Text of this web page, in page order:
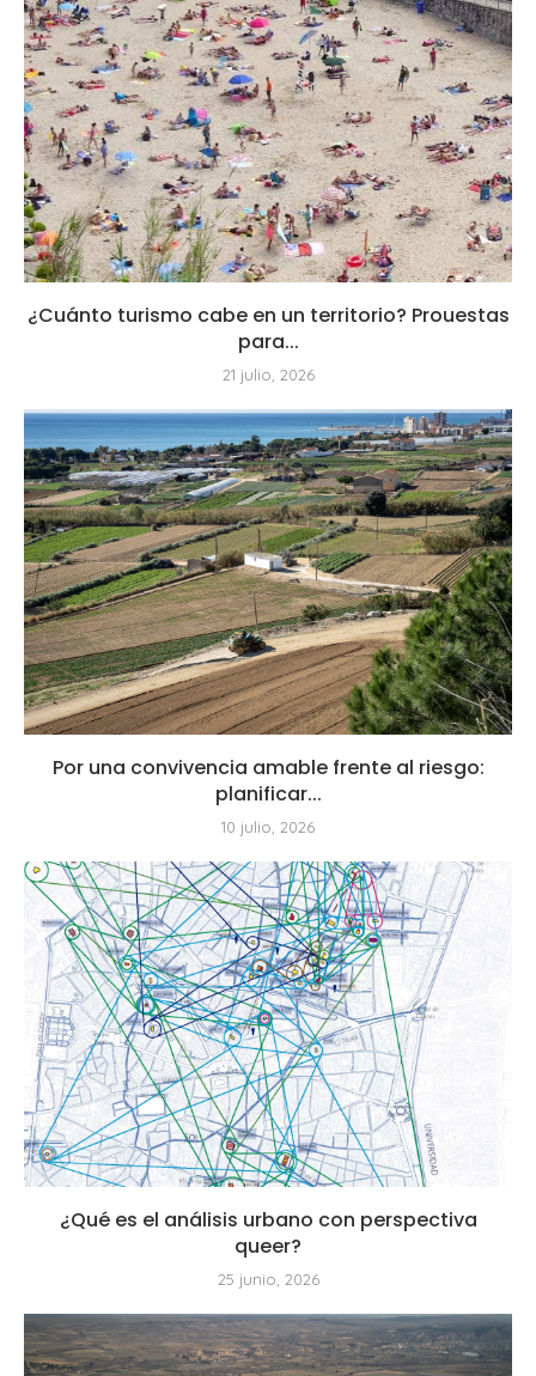
¿Cuánto turismo cabe en un territorio? Prouestas
para...
21 julio, 2026
Por una convivencia amable frente al riesgo:
planificar...
10 julio, 2026
¿Qué es el análisis urbano con perspectiva
queer?
25 junio, 2026